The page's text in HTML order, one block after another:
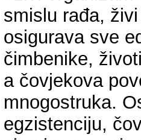
smislu rađa,
osigurava sve
čimbenike,
a čovjekova
mnogostruka.
egzistenciju,